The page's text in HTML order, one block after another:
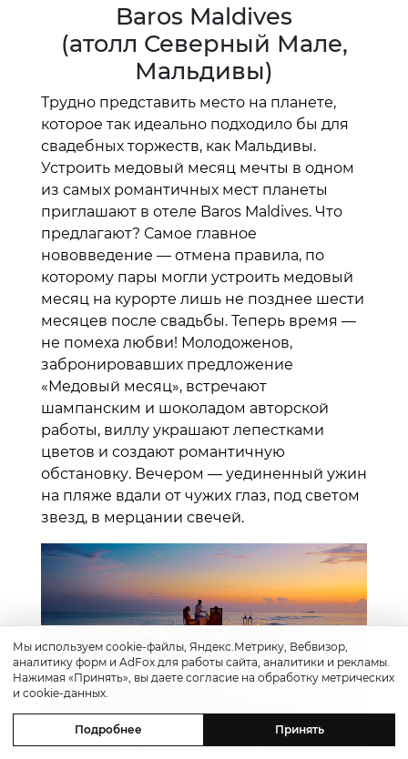
Baros Maldives
(атолл Северный Мале,
Мальдивы)
Трудно представить место на планете,
которое так идеально подходило бы для
свадебных торжеств, как Мальдивы.
Устроить медовый месяц мечты в одном
из самых романтичных мест планеты
приглашают в отеле Baros Maldives. Что
предлагают? Самое главное
нововведение — отмена правила, по
которому пары могли устроить медовый
месяц на курорте лишь не позднее шести
месяцев после свадьбы. Теперь время —
не помеха любви! Молодоженов,
забронировавших предложение
«Медовый месяц», встречают
шампанским и шоколадом авторской
работы, виллу украшают лепестками
цветов и создают романтичную
обстановку. Вечером — уединенный ужин
на пляже вдали от чужих глаз, под светом
звезд, в мерцании свечей.
Мы используем cookie-файлы, Яндекс.Метрику, Вебвизор,
аналитику форм и AdFox для работы сайта, аналитики и рекламы.
Нажимая «Принять», вы даете согласие на обработку метрических
и cookie-данных.
Подробнее Принять